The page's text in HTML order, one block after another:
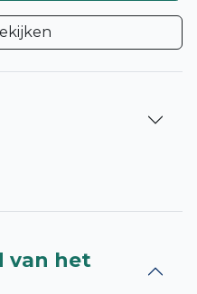
van het